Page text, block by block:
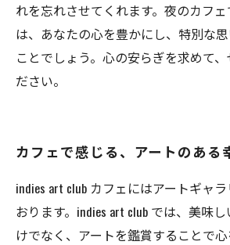
れを忘れさせてくれます。夜のカフ
は、あなたの心を豊かにし、特別な
ことでしょう。心の安らぎを求めて
ださい。
カフェで感じる、アートのある
indies art club カフェにはアートギャ
おります。indies art club では、美味
けでなく、アートを鑑賞することで